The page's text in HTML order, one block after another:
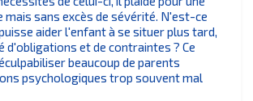
mais sans excès de sévérité. N'est-ce
aider l'enfant à se situer plus tard,
d'obligations et de contraintes ? Ce
beaucoup de parents
psychologiques trop souvent mal